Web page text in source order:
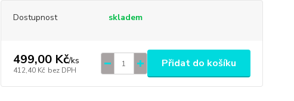
Dostupnost skladem
499,00 Kč/ks
412,40 Kč bez DPH
Přidat do košíku